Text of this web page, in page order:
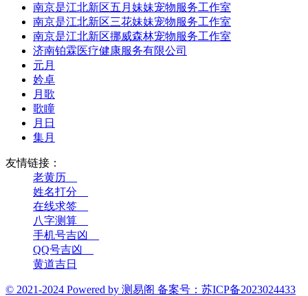
南京是江北新区五月妹妹宠物服务工作室
南京是江北新区三花妹妹宠物服务工作室
南京是江北新区挪威森林宠物服务工作室
济南铂霖医疗健康服务有限公司
元月
妗卓
月歌
歌瞳
月日
集月
友情链接：
老黄历__
姓名打分__
在线求签__
八字测算__
手机号吉凶__
QQ号吉凶__
黄道吉日
© 2021-2024 Powered by 测易阁 备案号：苏ICP备2023024433